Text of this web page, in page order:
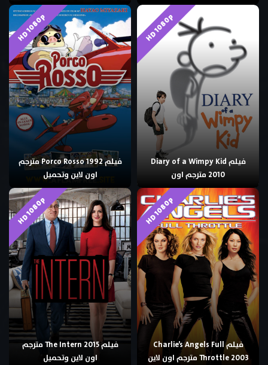
HD 1080p
فيلم Diary of a Wimpy Kid
2010 مترجم اون
HD 1080p
فيلم Porco Rosso 1992 مترجم
اون لاين وتحميل
HD 1080p
فيلم Charlie’s Angels Full
Throttle 2003 مترجم اون لاين
HD 1080p
فيلم The Intern 2015 مترجم
اون لاين وتحميل